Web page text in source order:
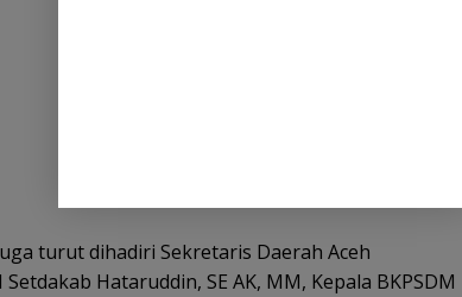
turut dihadiri Sekretaris Daerah Aceh
Hataruddin, SE AK, MM, Kepala BKPSDM